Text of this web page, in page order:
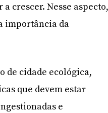
crescer. Nesse
importância da
de cidade ecológica,
que devem estar
e